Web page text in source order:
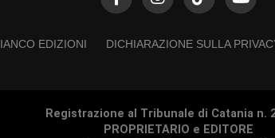
EDIZIONI DICHIARAZIONE SULLA
Registrazione al Tribunale di Catania n.
PROPRIETARIO e EDITORE